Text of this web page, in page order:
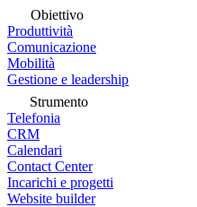
Obiettivo
Produttività
Comunicazione
Mobilità
Gestione e leadership
Strumento
Telefonia
CRM
Calendari
Contact Center
Incarichi e progetti
Website builder